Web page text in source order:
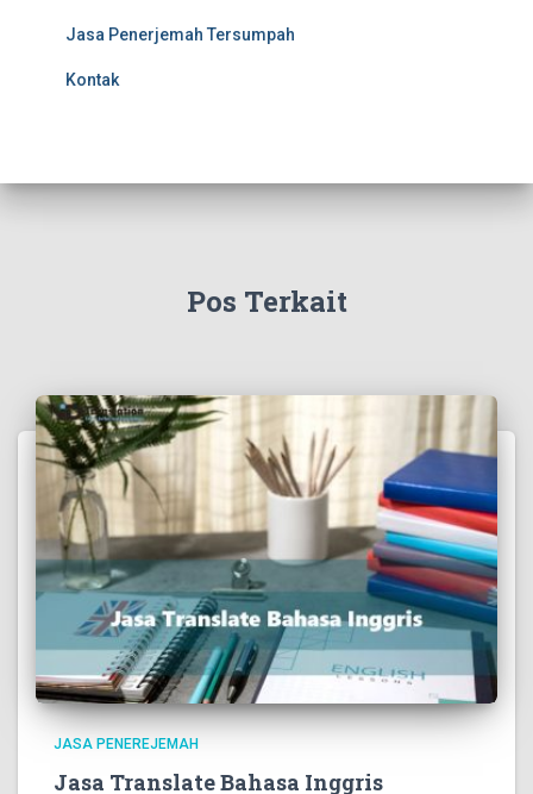
Jasa Penerjemah Tersumpah
Kontak
Pos Terkait
JASA PENEREJEMAH
Jasa Translate Bahasa Inggris